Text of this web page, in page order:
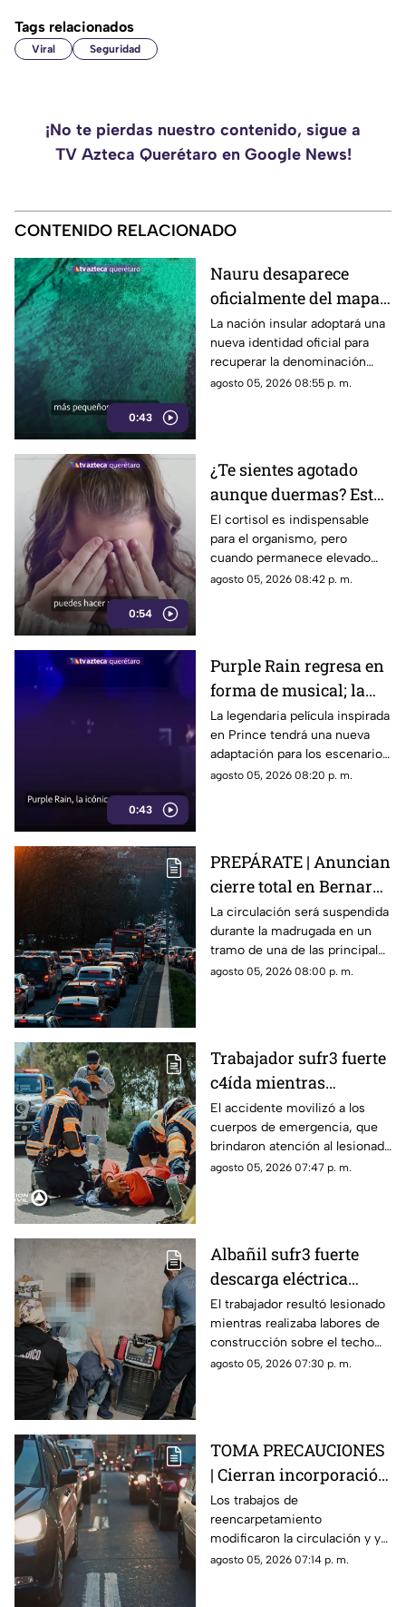
Tags relacionados
Viral Seguridad
¡No te pierdas nuestro contenido, sigue a
TV Azteca Querétaro en Google News!
CONTENIDO RELACIONADO
0:43
Nauru desaparece
oficialmente del mapa:
el pequeño país cambia
de nombre
La nación insular adoptará una
nueva identidad oficial para
recuperar la denominación
utilizada por sus propios
agosto 05, 2026 08:55 p. m.
0:54
¿Te sientes agotado
aunque duermas? Estos
hábitos pueden ayudar
a regular el cortisol
El cortisol es indispensable
para el organismo, pero
cuando permanece elevado
por largos periodos puede
agosto 05, 2026 08:42 p. m.
0:43
Purple Rain regresa en
forma de musical; la
historia de Prince
llegará renovada
La legendaria película inspirada
en Prince tendrá una nueva
adaptación para los escenarios
con un enfoque distinto al de
agosto 05, 2026 08:20 p. m.
PREPÁRATE | Anuncian
cierre total en Bernardo
Quintana; este será el
horario
La circulación será suspendida
durante la madrugada en un
tramo de una de las principales
vialidades de Querétaro.
agosto 05, 2026 08:00 p. m.
Trabajador sufr3 fuerte
c4ída mientras
trabajaba en Guadalupe
La Venta
El accidente movilizó a los
cuerpos de emergencia, que
brindaron atención al lesionado
antes de trasladarlo a un
agosto 05, 2026 07:47 p. m.
Albañil sufr3 fuerte
descarga eléctrica
mientras trabajaba en
una azotea de San José
Buenavista
El trabajador resultó lesionado
mientras realizaba labores de
construcción sobre el techo
de una vivienda y tuvo que
agosto 05, 2026 07:30 p. m.
TOMA PRECAUCIONES
| Cierran incorporación
hacia la carretera 57;
esta es la zona afectada
Los trabajos de
reencarpetamiento
modificaron la circulación y ya
generan carga vehicular en el
agosto 05, 2026 07:14 p. m.